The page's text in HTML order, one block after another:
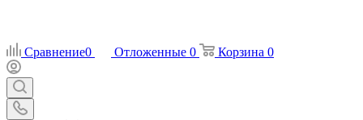
Сравнение0 Отложенные 0 Корзина 0